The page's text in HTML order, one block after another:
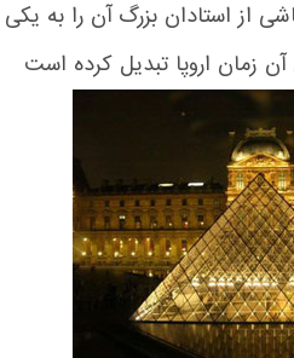
نقاشی از استادان بزرگ آن را به یکی از
اروپا تبدیل کرده است